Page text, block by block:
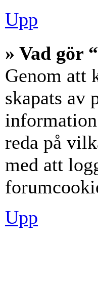
Upp
» Vad gör
Genom att
skapats av
reda på
med att
Upp